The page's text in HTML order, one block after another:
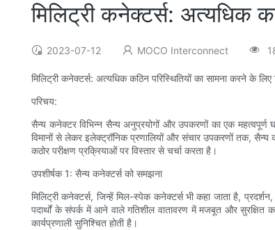
मिलिट्री कनेक्टर्स: अत्यधिक
2023-07-12 MOCO Interconnect
मिलिट्री कनेक्टर्स: अत्यधिक कठिन परिस्थितियों का सामना करने के लिए
परिचय:
सैन्य कनेक्टर विभिन्न सैन्य अनुप्रयोगों और उपकरणों का एक महत्वपूर्ण
विमानों से लेकर इलेक्ट्रॉनिक प्रणालियों और संचार उपकरणों तक,
कठोर परीक्षण प्रक्रियाओं पर विस्तार से चर्चा करता है।
उपशीर्षक 1: सैन्य कनेक्टर्स को समझना
मिलिट्री कनेक्टर्स, जिन्हें मिल-स्पेक कनेक्टर्स भी कहा जाता है,
पदार्थों के संपर्क में आने वाले गतिशील वातावरण में मजबूत और सुरक्षित
कार्यप्रणाली सुनिश्चित होती है।